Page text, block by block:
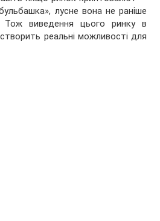
лусне вона не раніше
Тож виведення цього ринку в
реальні можливості для